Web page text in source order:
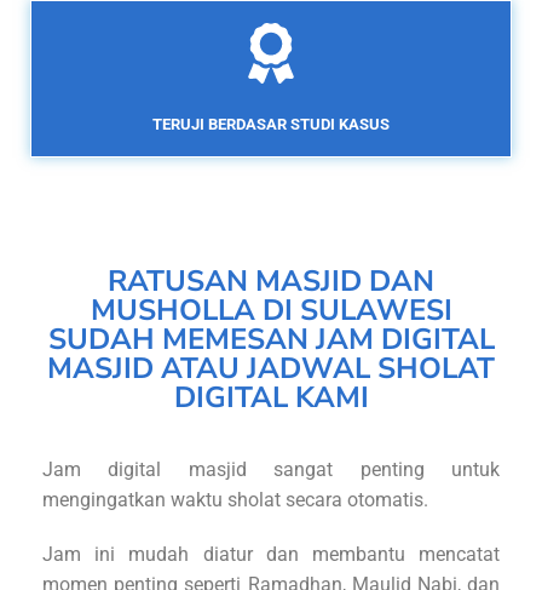
TERUJI BERDASAR STUDI KASUS
RATUSAN MASJID DAN
MUSHOLLA DI SULAWESI
SUDAH MEMESAN JAM DIGITAL
MASJID ATAU JADWAL SHOLAT
DIGITAL KAMI
Jam digital masjid sangat penting untuk
mengingatkan waktu sholat secara otomatis.
Jam ini mudah diatur dan membantu mencatat
momen penting seperti Ramadhan, Maulid Nabi, dan